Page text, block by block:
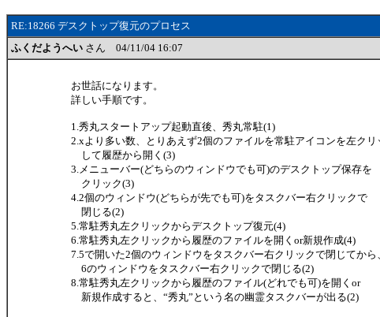
RE:18266 デスクトップ復元のプロセス
ふくだようへい さん 04/11/04 16:07
お世話になります。
詳しい手順です。
1.秀丸スタートアップ起動直後、秀丸常駐(1)
2.xより多い数、とりあえず2個のファイルを常駐アイコンを左クリ
して履歴から開く(3)
3.メニューバー(どちらのウィンドウでも可)のデスクトップ保存を
クリック(3)
4.2個のウィンドウ(どちらが先でも可)をタスクバー右クリックで
閉じる(2)
5.常駐秀丸左クリックからデスクトップ復元(4)
6.常駐秀丸左クリックから履歴のファイルを開くor新規作成(4)
7.5で開いた2個のウィンドウをタスクバー右クリックで閉じてから
6のウィンドウをタスクバー右クリックで閉じる(2)
8.常駐秀丸左クリックから履歴のファイル(どれでも可)を開くor
新規作成すると、“秀丸”という名の幽霊タスクバーが出る(2)